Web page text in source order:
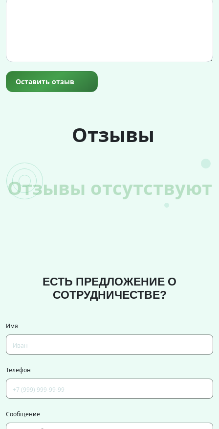
Оставить отзыв
Отзывы
Отзывы отсутствуют
ЕСТЬ ПРЕДЛОЖЕНИЕ О
СОТРУДНИЧЕСТВЕ?
Имя
Телефон
Сообщение